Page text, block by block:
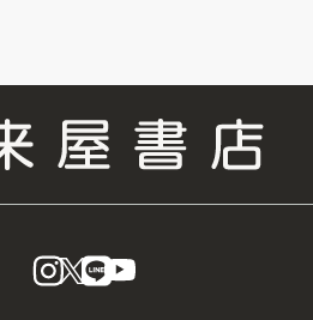
instagram
X LINE